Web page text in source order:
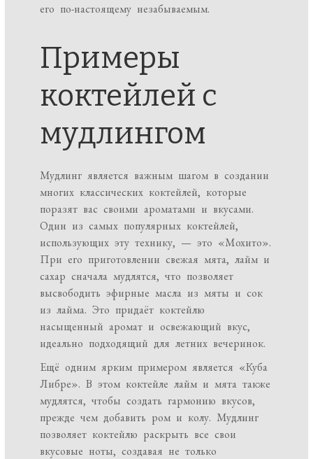
его по-настоящему незабываемым.
Примеры
коктейлей с
мудлингом
Мудлинг является важным шагом в создании
многих классических коктейлей, которые
поразят вас своими ароматами и вкусами.
Один из самых популярных коктейлей,
использующих эту технику, — это «Мохито».
При его приготовлении свежая мята, лайм и
сахар сначала мудлятся, что позволяет
высвободить эфирные масла из мяты и сок
из лайма. Это придаёт коктейлю
насыщенный аромат и освежающий вкус,
идеально подходящий для летних вечеринок.
Ещё одним ярким примером является «Куба
Либре». В этом коктейле лайм и мята также
мудлятся, чтобы создать гармонию вкусов,
прежде чем добавить ром и колу. Мудлинг
позволяет коктейлю раскрыть все свои
вкусовые ноты, создавая не только